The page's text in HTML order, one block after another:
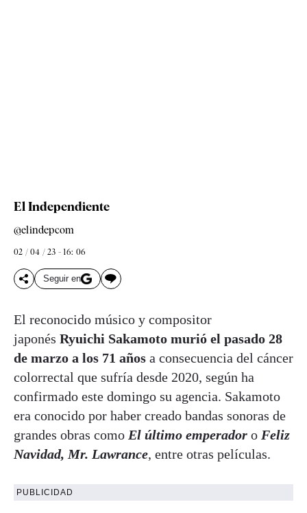
El Independiente
@elindepcom
02 / 04 / 23 - 16: 06
Seguir en
El reconocido músico y compositor
japonés Ryuichi Sakamoto murió el pasado 28
de marzo a los 71 años a consecuencia del cáncer
colorrectal que sufría desde 2020, según ha
confirmado este domingo su agencia. Sakamoto
era conocido por haber creado bandas sonoras de
grandes obras como El último emperador o Feliz
Navidad, Mr. Lawrance, entre otras películas.
PUBLICIDAD